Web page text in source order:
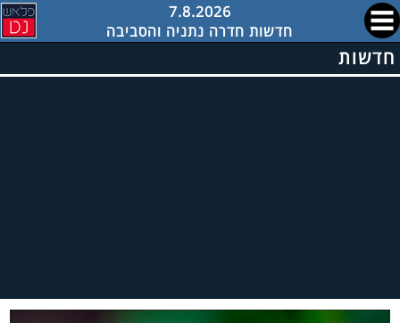
7.8.2026
חדשות חדרה נתניה והסביבה
חדשות